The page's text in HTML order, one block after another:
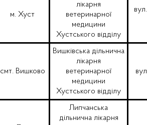
м. Хуст
лікарня
ветеринарної
медицини
Хустського відділу
смт. Вишково
Вишківська дільнична
лікарня
ветеринарної
медицини
Хустського відділу
Липчанська
дільнична лікарня